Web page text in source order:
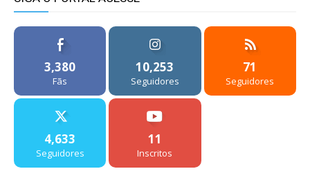
3,380
Fãs
10,253
Seguidores
71
Seguidores
4,633
Seguidores
11
Inscritos